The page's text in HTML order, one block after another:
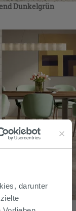
darunter
Dunkelgrün
Weiß